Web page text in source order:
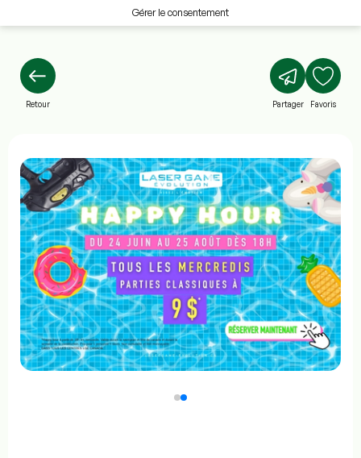
Gérer le consentement
Retour Partager Favoris